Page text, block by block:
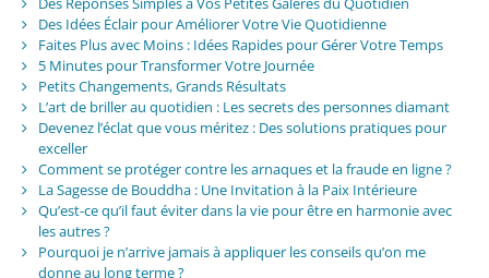
Des Idées Éclair pour Améliorer Votre Vie Quotidienne
Faites Plus avec Moins : Idées Rapides pour Gérer Votre Temps
5 Minutes pour Transformer Votre Journée
Petits Changements, Grands Résultats
L’art de briller au quotidien : Les secrets des personnes diamant
Devenez l’éclat que vous méritez : Des solutions pratiques pour
exceller
Comment se protéger contre les arnaques et la fraude en ligne ?
La Sagesse de Bouddha : Une Invitation à la Paix Intérieure
Qu’est-ce qu’il faut éviter dans la vie pour être en harmonie avec
les autres ?
Pourquoi je n’arrive jamais à appliquer les conseils qu’on me
donne au long terme ?